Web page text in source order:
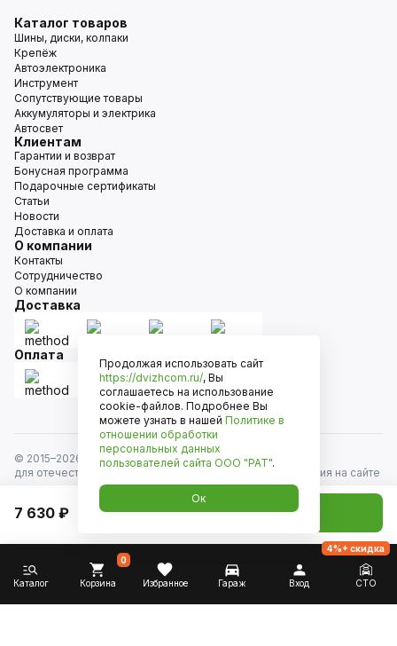
7 630 ₽ Добавить в корзину
Каталог товаров
Шины, диски, колпаки
Крепёж
Автоэлектроника
Инструмент
Сопутствующие товары
Аккумуляторы и электрика
Автосвет
Клиентам
Гарантии и возврат
Бонусная программа
Подарочные сертификаты
Статьи
Новости
Доставка и оплата
О компании
Контакты
Сотрудничество
О компании
Доставка
Оплата
© 2015–2026
Движком — сеть магазинов автозапчастей
для отечественных автомобилей и иномарок. Информация на сайте
носит исключительно информационный характер и не является
публичной офертой, определяемой положениями
ст. 437 Гражданского кодекса РФ. Все права защищены.
Каталог Корзина
0
Избранное Гараж Вход СТО
4%+ скидка
Продолжая использовать сайт
https://dvizhcom.ru/, Вы
соглашаетесь на использование
cookie-файлов. Подробнее Вы
можете узнать в нашей Политике в
отношении обработки
персональных данных
пользователей сайта ООО "РАТ".
Ок